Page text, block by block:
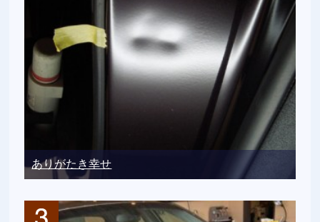
ありがたき幸せ